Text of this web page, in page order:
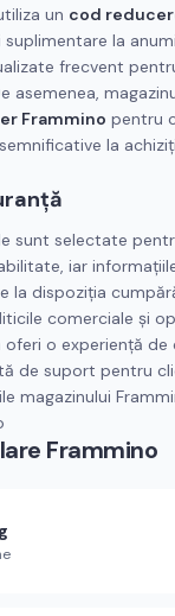
un cod
la
frecvent
asemenea,
Frammino pentru
la
sunt selectate
iar
la dispoziția
comerciale și
o experiență de
de suport pentru
magazinului
Frammino